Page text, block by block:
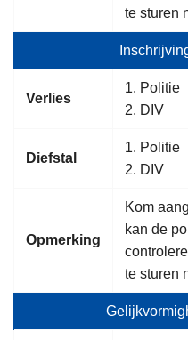
te sturen
Verlies
1. Politie
2. DIV
Diefstal
1. Politie
2. DIV
Opmerking
Kom
kan de
te sturen